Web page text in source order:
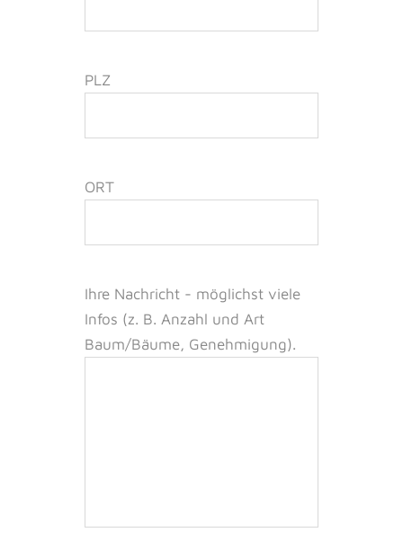
PLZ
ORT
Ihre Nachricht - möglichst viele
Infos (z. B. Anzahl und Art
Baum/Bäume, Genehmigung).